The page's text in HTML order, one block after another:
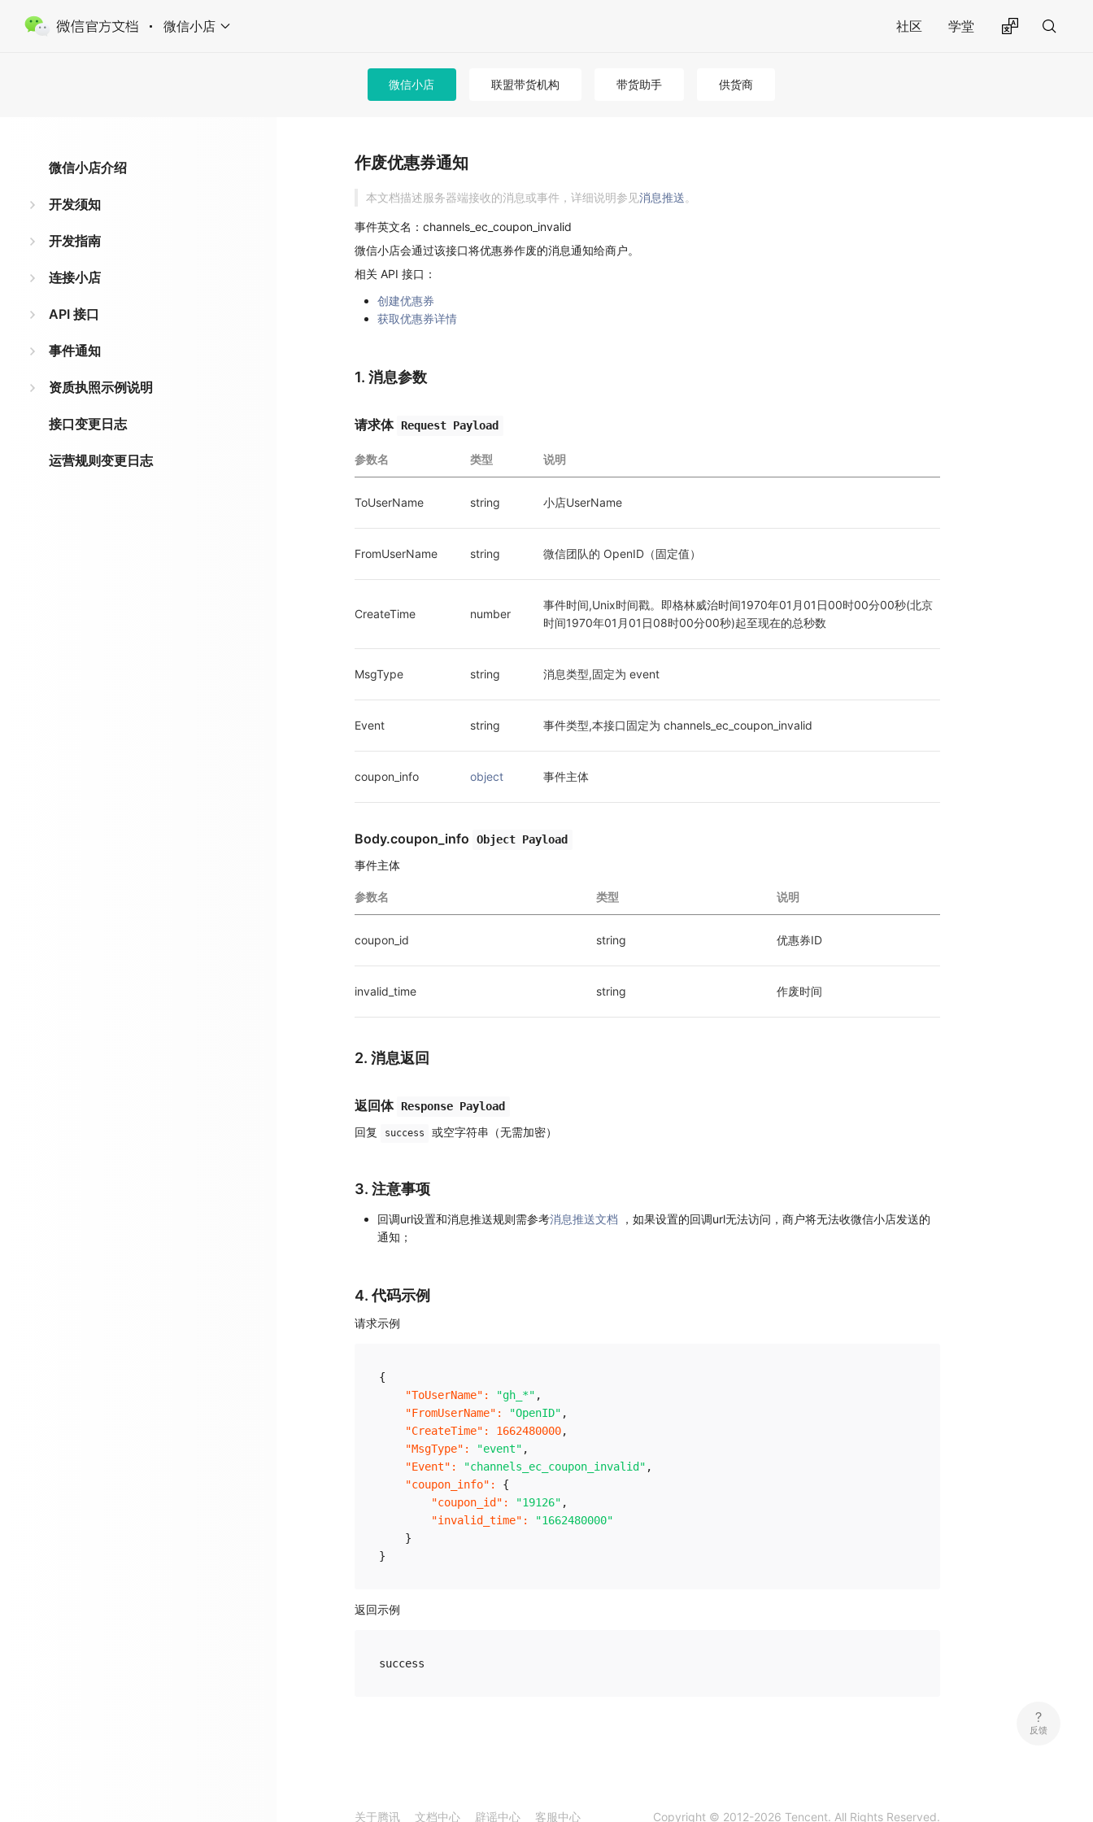
微信小店 社区 学堂
微信小店 联盟带货机构 带货助手 供货商
微信小店介绍
开发须知
开发指南
连接小店
API 接口
事件通知
资质执照示例说明
接口变更日志
运营规则变更日志
作废优惠券通知
本文档描述服务器端接收的消息或事件，详细说明参见消息推送。
事件英文名：channels_ec_coupon_invalid
微信小店会通过该接口将优惠券作废的消息通知给商户。
相关 API 接口：
创建优惠券
获取优惠券详情
1. 消息参数
请求体 Request Payload
参数名 类型 说明
ToUserName string 小店UserName
FromUserName string 微信团队的 OpenID（固定值）
CreateTime number
事件时间,Unix时间戳。即格林威治时间1970年01月01日00时00分00秒(北京
时间1970年01月01日08时00分00秒)起至现在的总秒数
MsgType string 消息类型,固定为 event
Event string 事件类型,本接口固定为 channels_ec_coupon_invalid
coupon_info object 事件主体
Body.coupon_info Object Payload
事件主体
参数名 类型 说明
coupon_id string 优惠券ID
invalid_time string 作废时间
2. 消息返回
返回体 Response Payload
回复 success 或空字符串（无需加密）
3. 注意事项
回调url设置和消息推送规则需参考消息推送文档 ，如果设置的回调url无法访问，商户将无法收微信小店发送的
通知；
4. 代码示例
请求示例
{
"ToUserName" : "gh_*" ,
"FromUserName" : "OpenID" ,
"CreateTime" : 1662480000,
"MsgType" : "event" ,
"Event" : "channels_ec_coupon_invalid" ,
"coupon_info" :
{
"coupon_id" : "19126" ,
"invalid_time" :
"1662480000"
}
}
返回示例
关于腾讯 文档中心 辟谣中心 客服中心 Copyright © 2012-2026 Tencent. All Rights Reserved.
反馈